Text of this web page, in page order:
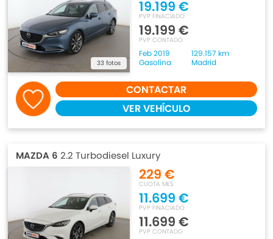
33 fotos
19.199 €
PVP FINACIADO
19.199 €
PVP CONTADO
Feb 2019
129.157 km
Gasolina
Madrid
CONTACTAR
VER VEHÍCULO
MAZDA 6 2.2 Turbodiesel Luxury
229 €
CUOTA MES
11.699 €
PVP FINACIADO
11.699 €
PVP CONTADO